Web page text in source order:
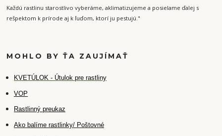
Každú rastlinu starostlivo vyberáme, aklimatizujeme a posielame ďalej s
rešpektom k prírode aj k ľuďom, ktorí ju pestujú."
MOHLO BY ŤA ZAUJÍMAŤ
KVETÚLOK - Útulok pre rastliny
VOP
Rastlinný preukaz
Ako balíme rastlinky/ Poštovné